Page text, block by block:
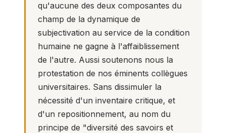
qu'aucune des deux composantes du
champ de la dynamique de
subjectivation au service de la condition
humaine ne gagne à l'affaiblissement
de l'autre. Aussi soutenons nous la
protestation de nos éminents collègues
universitaires. Sans dissimuler la
nécessité d'un inventaire critique, et
d'un repositionnement, au nom du
principe de "diversité des savoirs et